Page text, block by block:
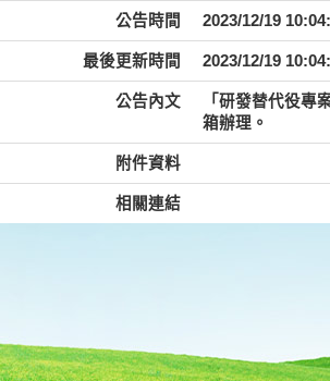
公告時間 2023/12/19
最後更新時間 2023/12/19
公告內文
「研發替代役
箱辦理。
附件資料
相關連結